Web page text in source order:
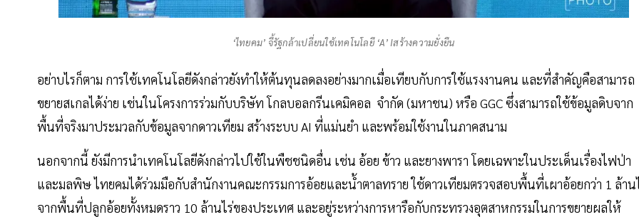
‘ไทยคม’ จี้รัฐกล้าเปลี่ยนใช้เทคโนโลยี ‘A’ Iสร้างความยั่งยืน
อย่าบไรก็ตาม การใช้เทคโนโลยีดังกล่าวยังทำให้ต้นทุนลดลงอย่างมากเมื่อเทียบกับการใช้แรงงานคน และที่สำคัญคือสามารถ
ขยายสเกลได้ง่าย เช่นในโครงการร่วมกับบริษัท โกลบอลกรีนเคมิคอล จำกัด (มหาชน) หรือ GGC ซึ่งสามารถใช้ข้อมูลดิบจาก
พื้นที่จริงมาประมวลกับข้อมูลจากดาวเทียม สร้างระบบ AI ที่แม่นยำ และพร้อมใช้งานในภาคสนาม
นอกจากนี้ ยังมีการนำเทคโนโลยีดังกล่าวไปใช้ในพืชชนิดอื่น เช่น อ้อย ข้าว และยางพารา โดยเฉพาะในประเด็นเรื่องไฟป่า
และมลพิษ ไทยคมได้ร่วมมือกับสำนักงานคณะกรรมการอ้อยและน้ำตาลทราย ใช้ดาวเทียมตรวจสอบพื้นที่เผาอ้อยกว่า 1 ล้าน
จากพื้นที่ปลูกอ้อยทั้งหมดราว 10 ล้านไร่ของประเทศ และอยู่ระหว่างการหารือกับกระทรวงอุตสาหกรรมในการขยายผลให้